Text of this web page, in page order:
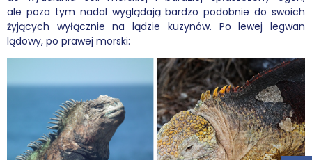
ale poza tym nadal wyglądają bardzo podobnie do swoich
żyjących wyłącznie na lądzie kuzynów. Po lewej legwan
lądowy, po prawej morski: